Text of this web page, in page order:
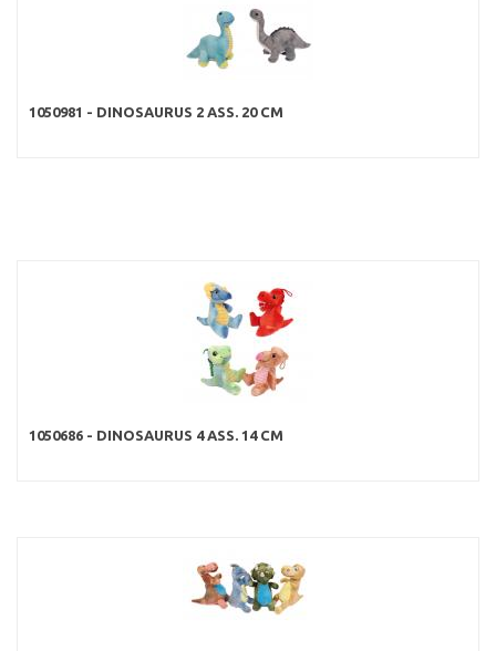
1050981 - DINOSAURUS 2 ASS. 20 CM
1050686 - DINOSAURUS 4 ASS. 14 CM